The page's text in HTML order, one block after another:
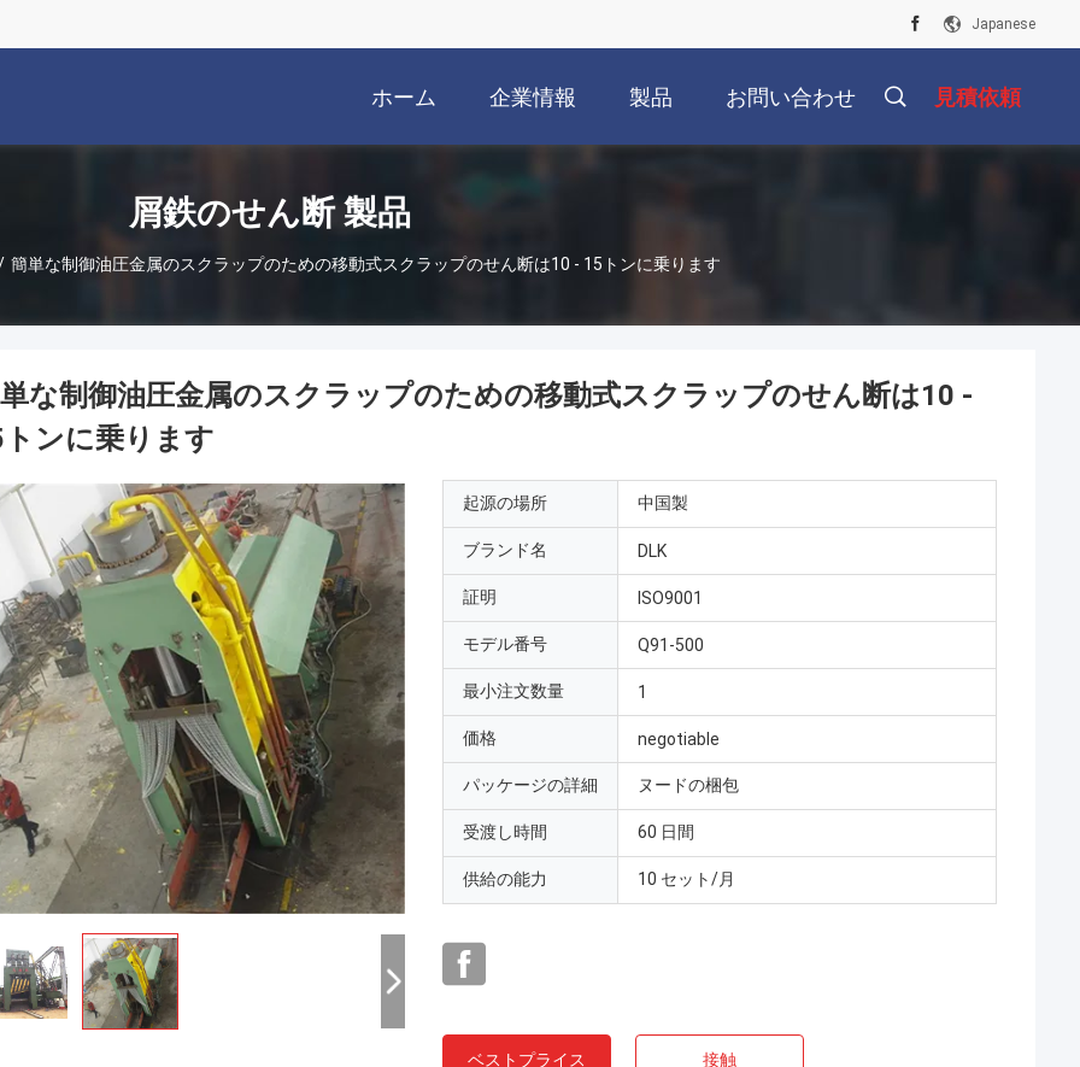
Japanese
ホーム 企業情報 製品 お問い合わせ 見積依頼
屑鉄のせん断 製品
簡単な制御油圧金属のスクラップのための移動式スクラップのせん断は10 - 15トンに乗ります
な制御油圧金属のスクラップのための移動式スクラップのせん断は10 -
ンに乗ります
起源の場所 中国製
ブランド名 DLK
証明 ISO9001
モデル番号 Q91-500
最小注文数量 1
価格 negotiable
パッケージの詳細 ヌードの梱包
受渡し時間 60 日間
供給の能力 10 セット/月
ベストプライス 接触